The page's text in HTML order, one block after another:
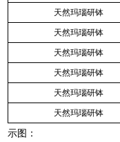
天然玛瑙研钵
天然玛瑙研钵
天然玛瑙研钵
天然玛瑙研钵
天然玛瑙研钵
天然玛瑙研钵
示图：